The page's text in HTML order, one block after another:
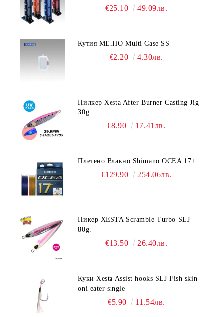
Blue/Black color
€25.10 49.09лв.
Кутия MEIHO Multi Case SS
€2.20 4.30лв.
Пилкер Xesta After Burner Casting Jig
30g.
€8.90 17.41лв.
Плетено Влакно Shimano OCEA 17+
€129.90 254.06лв.
Пикер XESTA Scramble Turbo SLJ
80g.
€13.50 26.40лв.
Куки Xesta Assist hooks SLJ Fish skin
oni eater single
€5.90 11.54лв.